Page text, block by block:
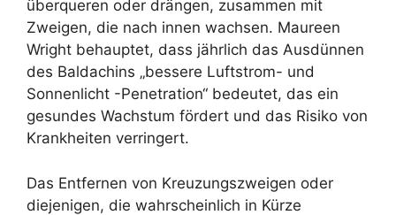
überqueren oder drängen, zusammen mit
Zweigen, die nach innen wachsen. Maureen
Wright behauptet, dass jährlich das Ausdünnen
des Baldachins „bessere Luftstrom- und
Sonnenlicht -Penetration“ bedeutet, das ein
gesundes Wachstum fördert und das Risiko von
Krankheiten verringert.
Das Entfernen von Kreuzungszweigen oder
diejenigen, die wahrscheinlich in Kürze